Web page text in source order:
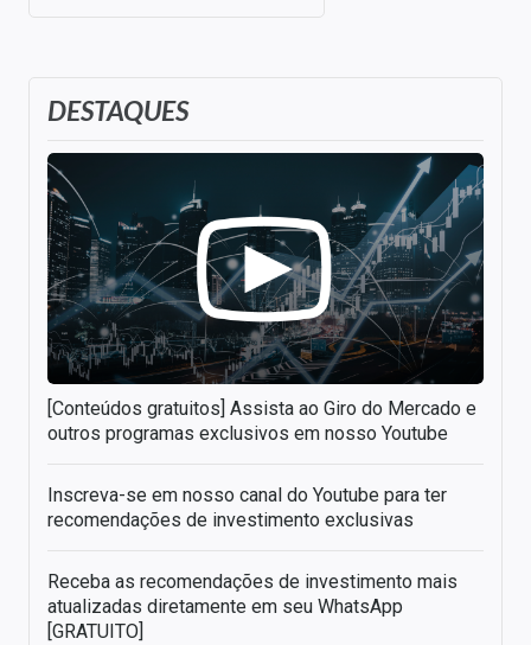
DESTAQUES
[Conteúdos gratuitos] Assista ao Giro do Mercado e
outros programas exclusivos em nosso Youtube
Inscreva-se em nosso canal do Youtube para ter
recomendações de investimento exclusivas
Receba as recomendações de investimento mais
atualizadas diretamente em seu WhatsApp
[GRATUITO]